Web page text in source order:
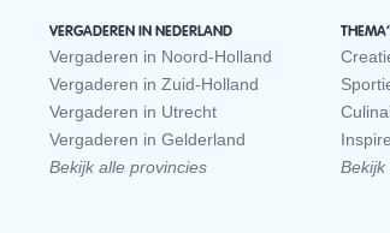
VERGADEREN IN NEDERLAND
Vergaderen in Noord-Holland
Vergaderen in Zuid-Holland
Vergaderen in Utrecht
Vergaderen in Gelderland
Bekijk alle provincies
Bekijk